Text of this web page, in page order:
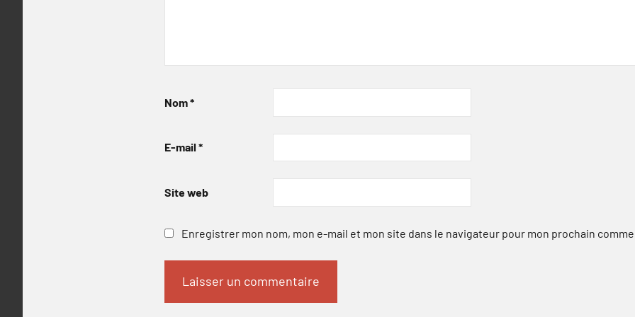
Nom*
E-mail *
Site web
Enregistrer mon nom, mon e-mail et mon site dans le navigateur pour mon prochain